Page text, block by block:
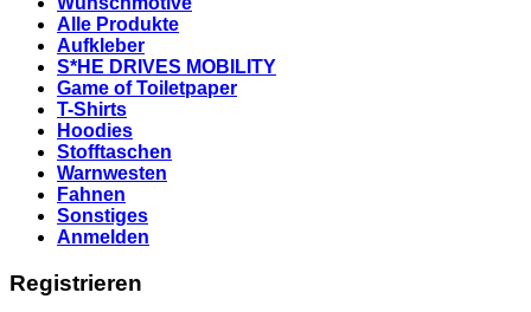
Alle Produkte
Aufkleber
S*HE DRIVES MOBILITY
Game of Toiletpaper
T-Shirts
Hoodies
Stofftaschen
Warnwesten
Fahnen
Sonstiges
Anmelden
Registrieren